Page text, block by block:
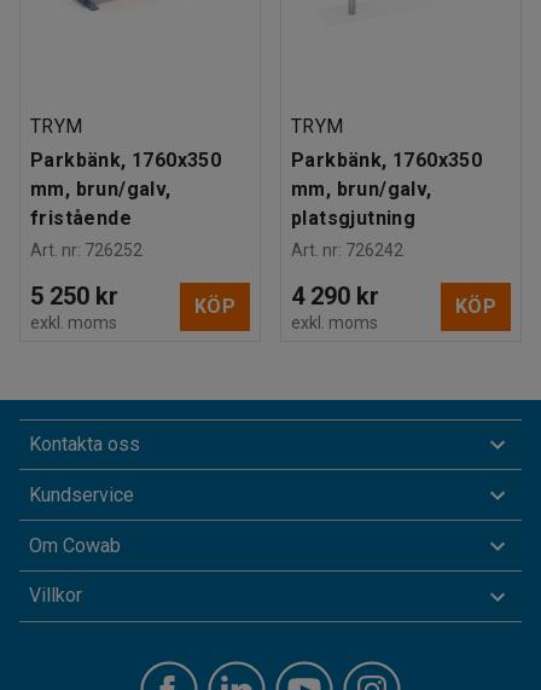
TRYM
Parkbänk, 1760x350
mm, brun/galv,
fristående
Art. nr: 726252
5 250 kr
exkl. moms
KÖP
TRYM
Parkbänk, 1760x350
mm, brun/galv,
platsgjutning
Art. nr: 726242
4 290 kr
exkl. moms
KÖP
Kontakta oss
Kundservice
Om Cowab
Villkor